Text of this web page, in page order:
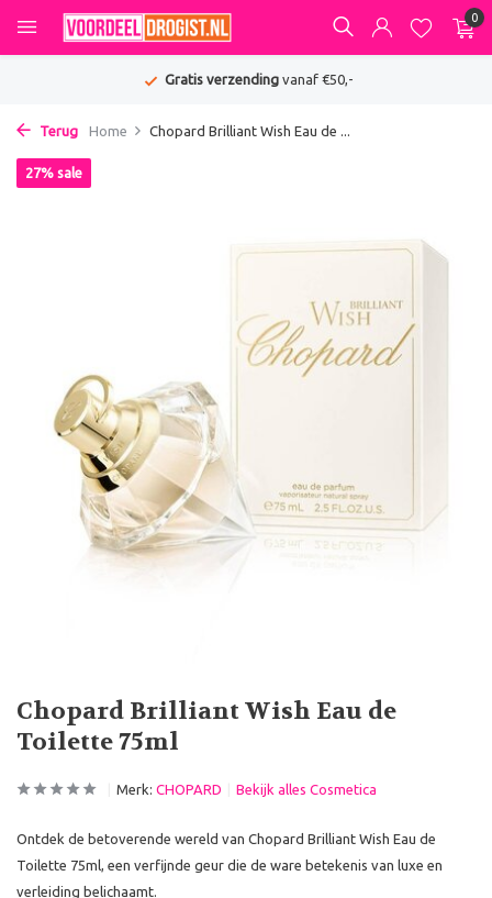
0
Gratis verzendingvanaf €50,-
Terug Home Chopard Brilliant Wish Eau de ...
Chopard Brilliant Wish Eau de
Toilette 75ml
27% sale
Merk: CHOPARD Bekijk alles Cosmetica
Ontdek de betoverende wereld van Chopard Brilliant Wish Eau de
Toilette 75ml, een verfijnde geur die de ware betekenis van luxe en
verleiding belichaamt.